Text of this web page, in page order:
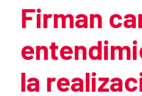
Firman
la